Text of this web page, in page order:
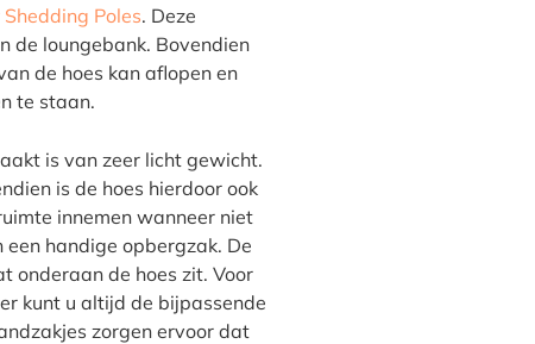
Poles. Deze
de loungebank. Bovendien
de hoes kan aflopen en
te staan.
is van zeer licht gewicht.
is de hoes hierdoor ook
innemen wanneer niet
handige opbergzak. De
onderaan de hoes zit. Voor
kunt u altijd de bijpassende
zorgen ervoor dat